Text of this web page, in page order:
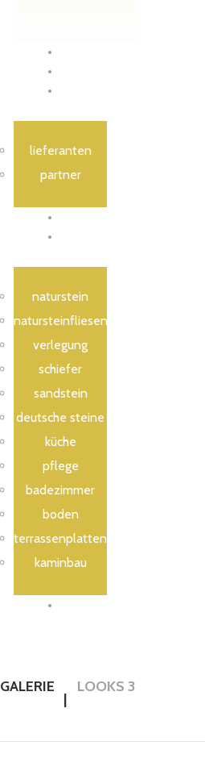
lieferanten
partner
naturstein
natursteinfliesen
verlegung
schiefer
sandstein
deutsche steine
küche
pflege
badezimmer
boden
terrassenplatten
kaminbau
GALERIE LOOKS 3